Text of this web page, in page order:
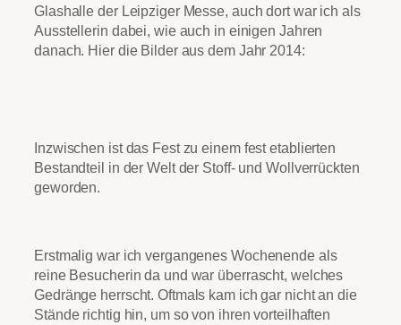
Glashalle der Leipziger Messe, auch dort war ich als
Ausstellerin dabei, wie auch in einigen Jahren
danach. Hier die Bilder aus dem Jahr 2014:
Inzwischen ist das Fest zu einem fest etablierten
Bestandteil in der Welt der Stoff- und Wollverrückten
geworden.
Erstmalig war ich vergangenes Wochenende als
reine Besucherin da und war überrascht, welches
Gedränge herrscht. Oftmals kam ich gar nicht an die
Stände richtig hin, um so von ihren vorteilhaften